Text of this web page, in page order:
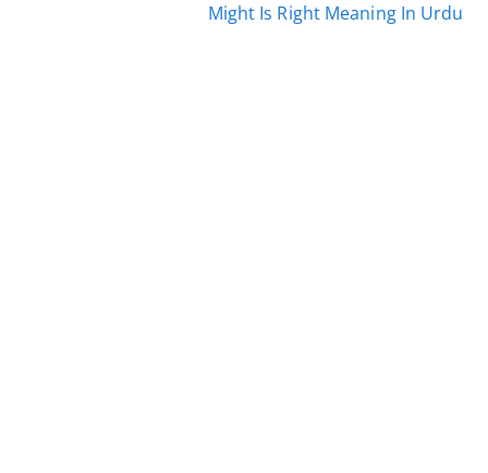
Might Is Right Meaning In Urdu